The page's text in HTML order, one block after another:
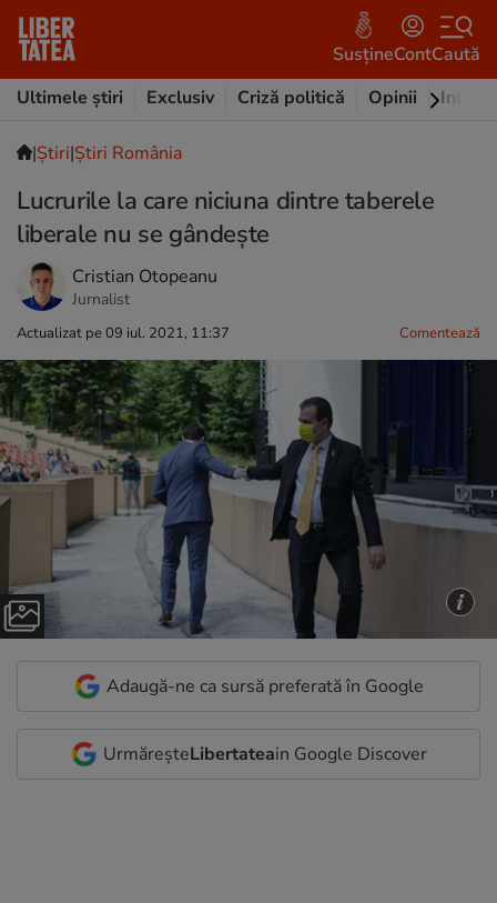
SusțineContCaută
Ultimele știri
Exclusiv Criză politică Opinii
|Ştiri|Știri România
Lucrurile la care niciuna dintre taberele
liberale nu se gândește
Cristian Otopeanu
Jurnalist
Actualizat pe 09 iul. 2021, 11:37 Comentează
Adaugă-ne ca sursă preferată în Google
UrmăreșteLibertateain Google Discover